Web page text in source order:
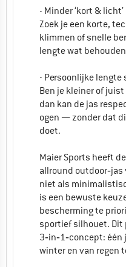
- Minder ‘kort &
Zoek je een korte,
klimmen of snelle
lengte wat
- Persoonlijke lengte
Ben je kleiner of
dan kan de jas
ogen — zonder dat
doet.
Maier Sports heeft
allround
niet als
is een bewuste
bescherming te
sportief silhouet. Dit
3‑in‑1‑concept:
winter en van regen